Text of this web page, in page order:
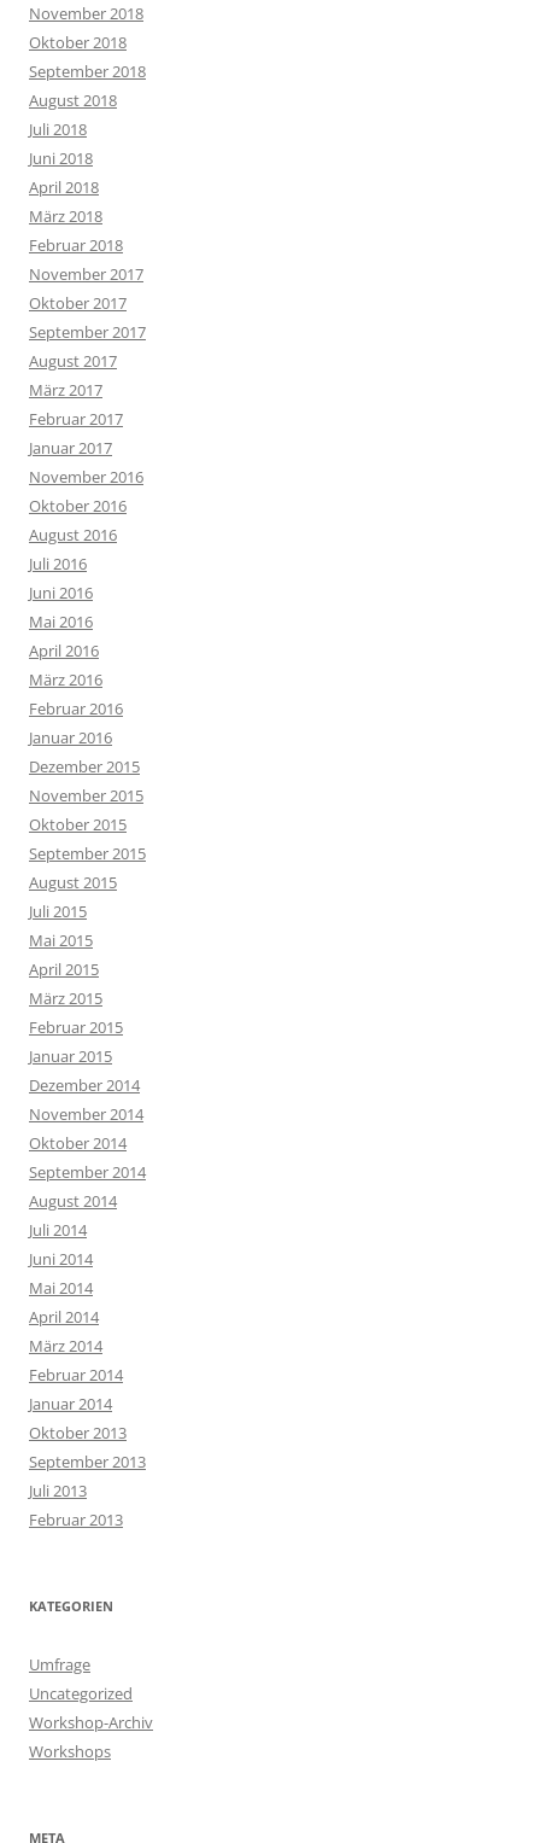
November 2018
Oktober 2018
September 2018
August 2018
Juli 2018
Juni 2018
April 2018
März 2018
Februar 2018
November 2017
Oktober 2017
September 2017
August 2017
März 2017
Februar 2017
Januar 2017
November 2016
Oktober 2016
August 2016
Juli 2016
Juni 2016
Mai 2016
April 2016
März 2016
Februar 2016
Januar 2016
Dezember 2015
November 2015
Oktober 2015
September 2015
August 2015
Juli 2015
Mai 2015
April 2015
März 2015
Februar 2015
Januar 2015
Dezember 2014
November 2014
Oktober 2014
September 2014
August 2014
Juli 2014
Juni 2014
Mai 2014
April 2014
März 2014
Februar 2014
Januar 2014
Oktober 2013
September 2013
Juli 2013
Februar 2013
KATEGORIEN
Umfrage
Uncategorized
Workshop-Archiv
Workshops
META